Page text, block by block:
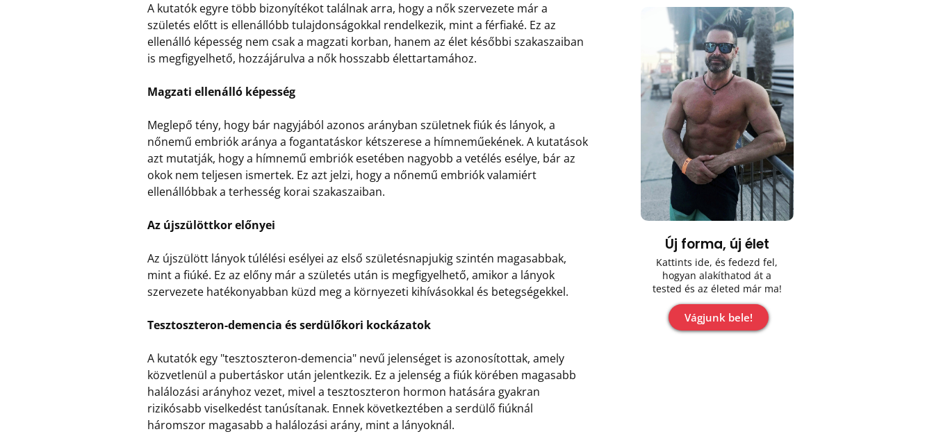
A kutatók egyre több bizonyítékot találnak arra, hogy a nők szervezete már a
születés előtt is ellenállóbb tulajdonságokkal rendelkezik, mint a férfiaké. Ez az
ellenálló képesség nem csak a magzati korban, hanem az élet későbbi szakaszaiban
is megfigyelhető, hozzájárulva a nők hosszabb élettartamához.
Magzati ellenálló képesség
Meglepő tény, hogy bár nagyjából azonos arányban születnek fiúk és lányok, a
nőnemű embriók aránya a fogantatáskor kétszerese a hímneműekének. A kutatások
azt mutatják, hogy a hímnemű embriók esetében nagyobb a vetélés esélye, bár az
okok nem teljesen ismertek. Ez azt jelzi, hogy a nőnemű embriók valamiért
ellenállóbbak a terhesség korai szakaszaiban.
Az újszülöttkor előnyei
Az újszülött lányok túlélési esélyei az első születésnapjukig szintén magasabbak,
mint a fiúké. Ez az előny már a születés után is megfigyelhető, amikor a lányok
szervezete hatékonyabban küzd meg a környezeti kihívásokkal és betegségekkel.
Tesztoszteron-demencia és serdülőkori kockázatok
A kutatók egy "tesztoszteron-demencia" nevű jelenséget is azonosítottak, amely
közvetlenül a pubertáskor után jelentkezik. Ez a jelenség a fiúk körében magasabb
halálozási arányhoz vezet, mivel a tesztoszteron hormon hatására gyakran
rizikósabb viselkedést tanúsítanak. Ennek következtében a serdülő fiúknál
háromszor magasabb a halálozási arány, mint a lányoknál.
Új forma, új élet
Kattints ide, és fedezd fel,
hogyan alakíthatod át a
tested és az életed már ma!
Vágjunk bele!